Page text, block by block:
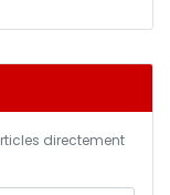
directement